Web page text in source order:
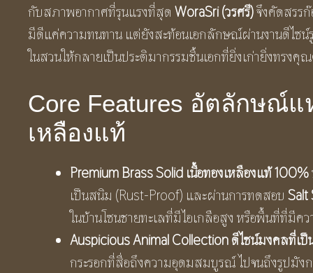
กับสภาพอากาศที่รุนแรงที่สุด WoraSri (วรศรี)จึงคัดสรร
มีดีแค่ความทนทาน แต่ยังสะท้อนเอกลักษณ์ผ่านงานดีไซน์
ในสวนให้กลายเป็นประติมากรรมชิ้นเอกที่ยิ่งเก่ายิ่งทรงคุ
Core Features อัตลักษณ์แ
เหลืองแท้
Premium Brass Solid เนื้อทองเหลืองแท้ 100%
เป็นสนิม (Rust-Proof) และผ่านการทดสอบ Salt
ในบ้านโซนชายทะเลที่มีไอเกลือสูง หรือพื้นที่ที่มีค
Auspicious Animal Collection ดีไซน์มงคลที่เ
กระรอกที่สื่อถึงความอุดมสมบูรณ์ ไปจนถึงรูปมัง